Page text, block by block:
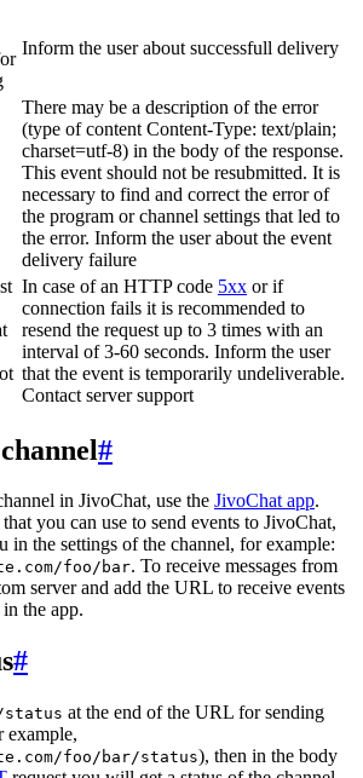
Inform the user about successfull delivery
There may be a description of the error
(type of content Content-Type: text/plain;
charset=utf-8) in the body of the response.
This event should not be resubmitted. It is
necessary to find and correct the error of
the program or channel settings that led to
the error. Inform the user about the event
delivery failure
In case of an HTTP code 5xx or if
connection fails it is recommended to
resend the request up to 3 times with an
interval of 3-60 seconds. Inform the user
that the event is temporarily undeliverable.
Contact server support
#
in JivoChat, use the JivoChat app.
that you can use to send events to JivoChat,
in the settings of the channel, for example:
foo/bar. To receive messages from
server and add the URL to receive events
the app.
#
at the end of the URL for sending
example,
foo/bar/status), then in the body